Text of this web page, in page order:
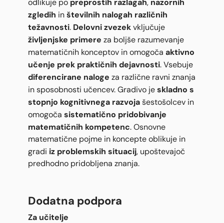
odlikuje po preprostih razlagah, nazornih
zgledih in številnih nalogah različnih
težavnosti. Delovni zvezek vključuje
življenjske primere za boljše razumevanje
matematičnih konceptov in omogoča aktivno
učenje prek praktičnih dejavnosti. Vsebuje
diferencirane naloge za različne ravni znanja
in sposobnosti učencev. Gradivo je skladno s
stopnjo kognitivnega razvoja šestošolcev in
omogoča sistematično pridobivanje
matematičnih kompetenc. Osnovne
matematične pojme in koncepte oblikuje in
gradi iz problemskih situacij, upoštevajoč
predhodno pridobljena znanja.
Dodatna podpora
Za učitelje